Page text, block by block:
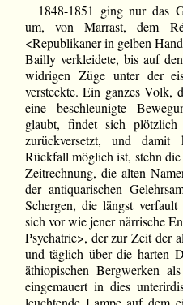
1848-1851 ging nur das
um, von Marrast, dem
<Republikaner in gelben
Bailly verkleidete, bis auf
widrigen Züge unter der
versteckte. Ein ganzes Volk,
eine beschleunigte
glaubt, findet sich
zurückversetzt, und damit
Rückfall möglich ist, stehn
Zeitrechnung, die alten
der antiquarischen
Schergen, die längst
sich vor wie jener närrische
Psychatrie>, der zur Zeit der
und täglich über die harten
äthiopischen Bergwerken
eingemauert in dies